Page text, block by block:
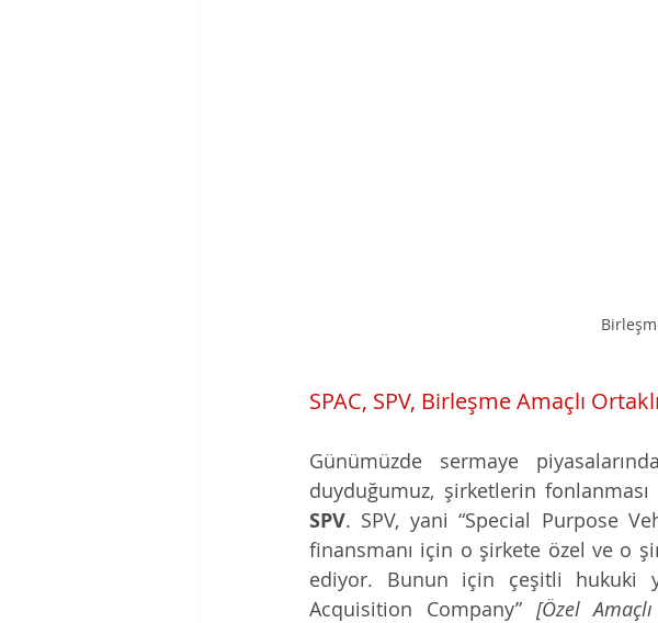
SPAC, SPV, Birleşme Amaçlı
Günümüzde sermaye
duyduğumuz, şirketlerin
SPV. SPV, yani “Special Purpose
finansmanı için o şirkete özel ve o
ediyor. Bunun için çeşitli hukuki
Acquisition Company” [Özel